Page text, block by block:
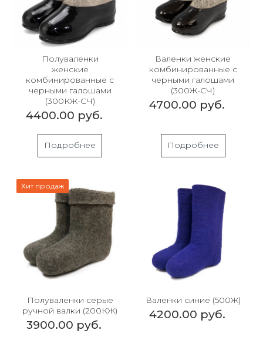
Полуваленки
женские
комбинированные с
черными галошами
(300КЖ-СЧ)
4400.00 руб.
Подробнее
Валенки женские
комбинированные с
черными галошами
(300Ж-СЧ)
4700.00 руб.
Подробнее
Хит продаж
Полуваленки серые
ручной валки (200КЖ)
3900.00 руб.
Валенки синие (500Ж)
4200.00 руб.